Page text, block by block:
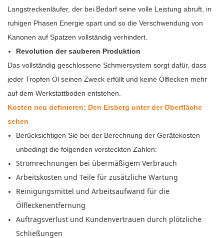
Langstreckenläufer, der bei Bedarf seine volle Leistung abruft, in
ruhigen Phasen Energie spart und so die Verschwendung von
Kanonen auf Spatzen vollständig verhindert.
Revolution der sauberen Produktion
Das vollständig geschlossene Schmiersystem sorgt dafür, dass
jeder Tropfen Öl seinen Zweck erfüllt und keine Ölflecken mehr
auf dem Werkstattboden entstehen.
Kosten neu definieren: Den Eisberg unter der Oberfläche
sehen
Berücksichtigen Sie bei der Berechnung der Gerätekosten
unbedingt die folgenden versteckten Zahlen:
Stromrechnungen bei übermäßigem Verbrauch
Arbeitskosten und Teile für zusätzliche Wartung
Reinigungsmittel und Arbeitsaufwand für die
Ölfleckenentfernung
Auftragsverlust und Kundenvertrauen durch plötzliche
Schließungen